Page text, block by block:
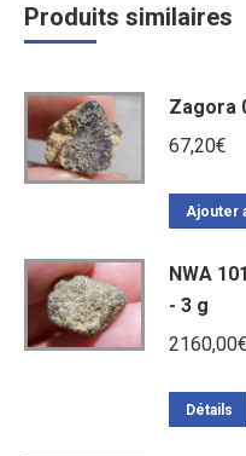
Produits similaires
Zagora
67,20€
Ajouter
NWA
- 3 g
2160,00€
Détails